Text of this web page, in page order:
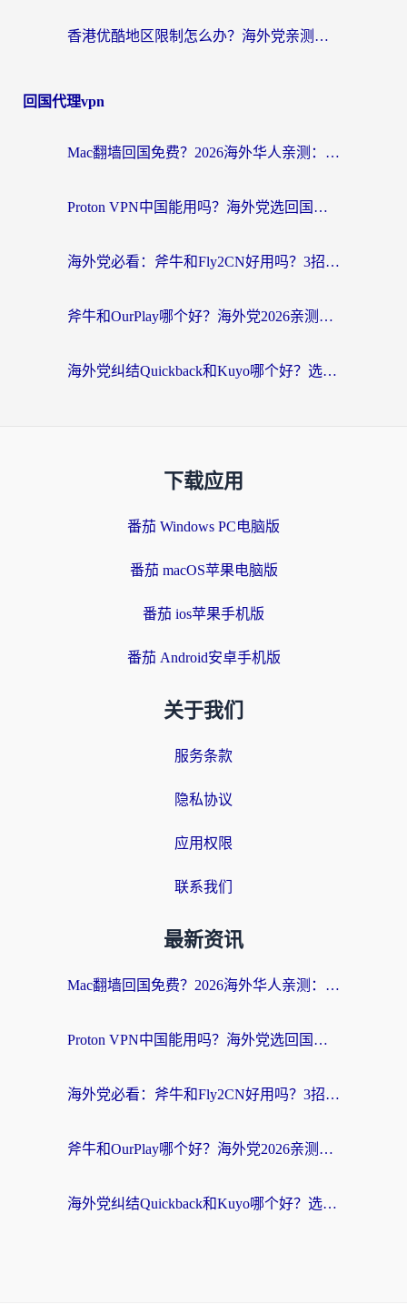
香港优酷地区限制怎么办？海外党亲测有效的追剧解决方案
回国代理vpn
Mac翻墙回国免费？2026海外华人亲测：从CCTV5直播到国内APP，这样选加速器才靠谱
Proton VPN中国能用吗？海外党选回国加速器的避坑指南（附番茄加速器实测）
海外党必看：斧牛和Fly2CN好用吗？3招教你选对回国加速器（附免费试用攻略）
斧牛和OurPlay哪个好？海外党2026亲测：选对加速器，国内资源秒加载
海外党纠结Quickback和Kuyo哪个好？选对回国加速器才能无缝刷国内资源
下载应用
番茄 Windows PC电脑版
番茄 macOS苹果电脑版
番茄 ios苹果手机版
番茄 Android安卓手机版
关于我们
服务条款
隐私协议
应用权限
联系我们
最新资讯
Mac翻墙回国免费？2026海外华人亲测：从CCTV5直播到国内APP，这样选加速器才靠谱
Proton VPN中国能用吗？海外党选回国加速器的避坑指南（附番茄加速器实测）
海外党必看：斧牛和Fly2CN好用吗？3招教你选对回国加速器（附免费试用攻略）
斧牛和OurPlay哪个好？海外党2026亲测：选对加速器，国内资源秒加载
海外党纠结Quickback和Kuyo哪个好？选对回国加速器才能无缝刷国内资源